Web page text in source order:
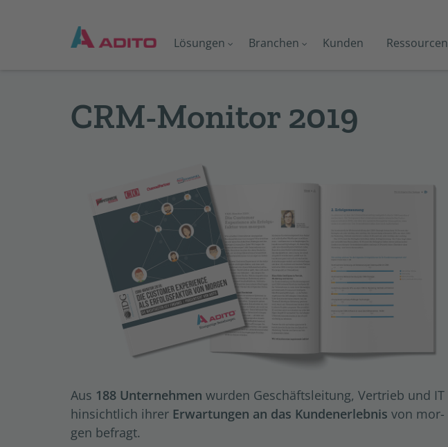
Lösungen Branchen Kunden Ressourcen
CRM-Mo­ni­tor 2019
Aus 188 Un­ter­neh­men wur­den Ge­schäfts­lei­tung, Ver­trieb und IT
hin­sicht­lich ihrer Er­war­tun­gen an das Kun­de­ner­leb­nis von mor­
gen be­fragt.